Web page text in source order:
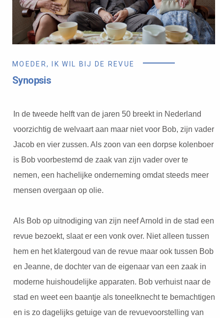
MOEDER, IK WIL BIJ DE REVUE
Synopsis
In de tweede helft van de jaren 50 breekt in Nederland
voorzichtig de welvaart aan maar niet voor Bob, zijn vader
Jacob en vier zussen. Als zoon van een dorpse kolenboer
is Bob voorbestemd de zaak van zijn vader over te
nemen, een hachelijke onderneming omdat steeds meer
mensen overgaan op olie.
Als Bob op uitnodiging van zijn neef Arnold in de stad een
revue bezoekt, slaat er een vonk over. Niet alleen tussen
hem en het klatergoud van de revue maar ook tussen Bob
en Jeanne, de dochter van de eigenaar van een zaak in
moderne huishoudelijke apparaten. Bob verhuist naar de
stad en weet een baantje als toneelknecht te bemachtigen
en is zo dagelijks getuige van de revuevoorstelling van